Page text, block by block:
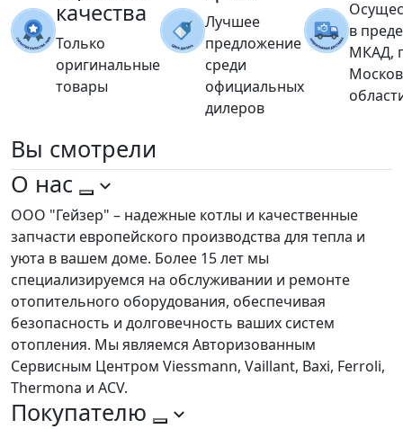
качества
Только
оригинальные
товары
Лучшее
предложение
среди
официальных
дилеров
в
МКАД,
Вы смотрели
О нас
ООО "Гейзер" – надежные котлы и качественные
запчасти европейского производства для тепла и
уюта в вашем доме. Более 15 лет мы
специализируемся на обслуживании и ремонте
отопительного оборудования, обеспечивая
безопасность и долговечность ваших систем
отопления. Мы являемся Авторизованным
Сервисным Центром Viessmann, Vaillant, Baxi, Ferroli,
Thermona и ACV.
Покупателю